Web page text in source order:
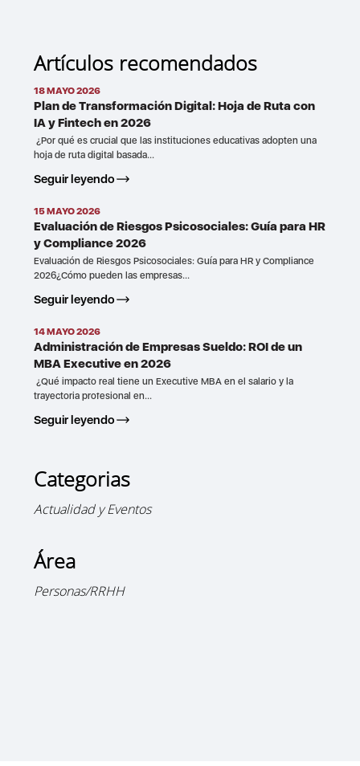
Artículos recomendados
18 MAYO 2026
Plan de Transformación Digital: Hoja de Ruta con
IA y Fintech en 2026
¿Por qué es crucial que las instituciones educativas adopten una
hoja de ruta digital basada...
Seguir leyendo
15 MAYO 2026
Evaluación de Riesgos Psicosociales: Guía para HR
y Compliance 2026
Evaluación de Riesgos Psicosociales: Guía para HR y Compliance
2026¿Cómo pueden las empresas...
Seguir leyendo
14 MAYO 2026
Administración de Empresas Sueldo: ROI de un
MBA Executive en 2026
¿Qué impacto real tiene un Executive MBA en el salario y la
trayectoria profesional en...
Seguir leyendo
Categorias
Actualidad y Eventos
Área
Personas/RRHH